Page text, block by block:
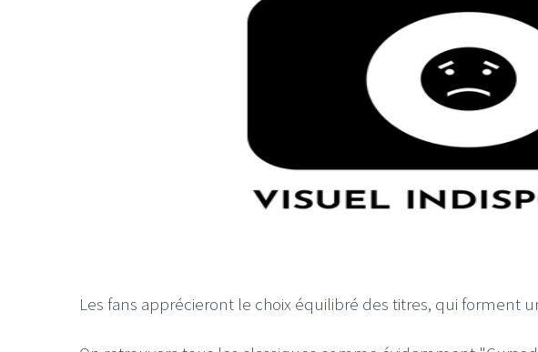
Les fans apprécieront le choix équilibré des titres, qui forment